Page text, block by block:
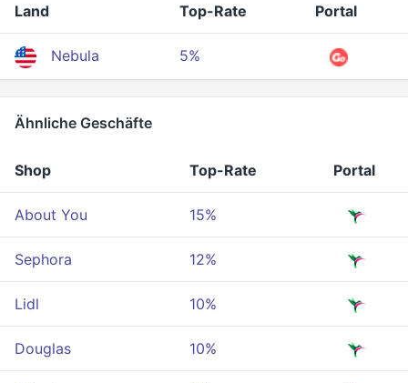
Land Top-Rate Portal
Nebula 5%
Ähnliche Geschäfte
Shop Top-Rate Portal
About You 15%
Sephora 12%
Lidl 10%
Douglas 10%